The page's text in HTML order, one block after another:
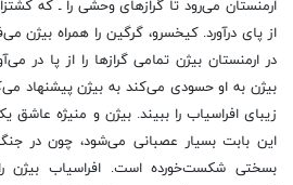
ارمنستان می‌رود تا گرازهای وحشی را ـ كه
از پای درآورد. كیخسرو، گرگین را همراه بیژن
در ارمنستان بیژن تمامی ‌گرازها را از پا در
بیژن به او حسودی می‌كند به بیژن پیشنهاد
زیبای افراسیاب را ببیند. بیژن و منیژه عاشق
این بابت بسیار عصبانی می‌شود، چون در جنگ
بسختی شكست‌خورده است. افراسیاب بیژن